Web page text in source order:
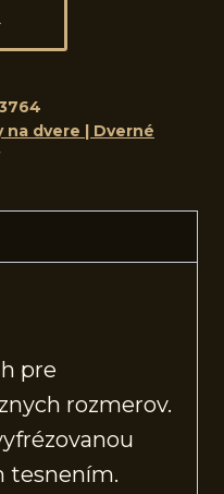
na dvere | Dverné
pre
rozmerov.
tesnením.